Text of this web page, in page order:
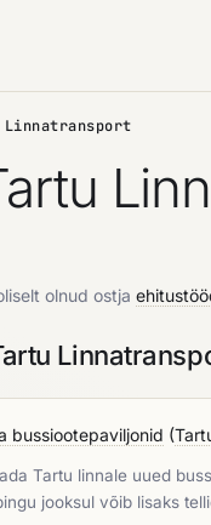
olnud ostja
bussiootepaviljonid (
Tartu linnale uued
jooksul võib lisaks